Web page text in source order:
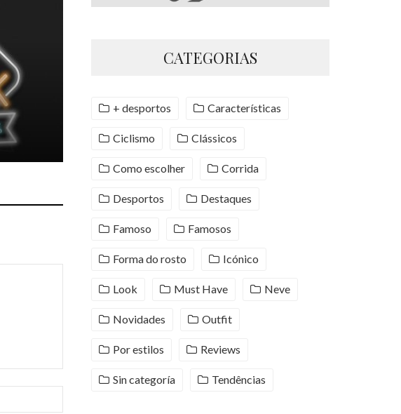
CATEGORIAS
+ desportos Características
Ciclismo Clássicos
Como escolher Corrida
Desportos Destaques
Famoso Famosos
Forma do rosto Icónico
Look Must Have Neve
Novidades Outfit
Por estilos Reviews
Sin categoría Tendências